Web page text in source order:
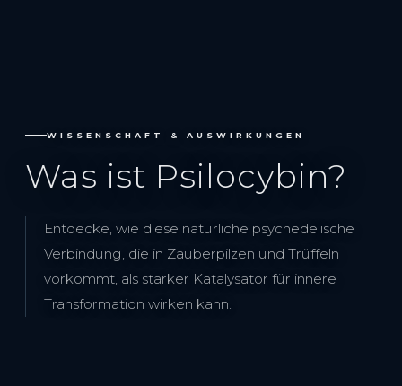
WISSENSCHAFT & AUSWIRKUNGEN
Was ist Psilocybin?
Entdecke, wie diese natürliche psychedelische
Verbindung, die in Zauberpilzen und Trüffeln
vorkommt, als starker Katalysator für innere
Transformation wirken kann.